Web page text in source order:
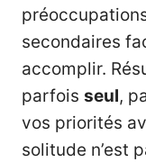
secondaires
accomplir.
parfois seul,
vos priorités
solitude n’est